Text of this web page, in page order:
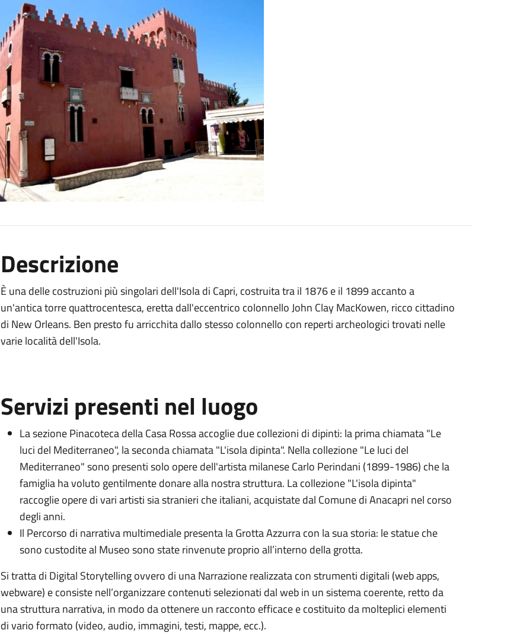
Descrizione
È una delle costruzioni più singolari dell'Isola di Capri, costruita tra il 1876 e il 1899 accanto a
un'antica torre quattrocentesca, eretta dall'eccentrico colonnello John Clay MacKowen, ricco cittadino
di New Orleans. Ben presto fu arricchita dallo stesso colonnello con reperti archeologici trovati nelle
varie località dell'Isola.
Servizi presenti nel luogo
La sezione Pinacoteca della Casa Rossa accoglie due collezioni di dipinti: la prima chiamata "Le
luci del Mediterraneo", la seconda chiamata "L'isola dipinta". Nella collezione "Le luci del
Mediterraneo" sono presenti solo opere dell'artista milanese Carlo Perindani (1899-1986) che la
famiglia ha voluto gentilmente donare alla nostra struttura. La collezione "L'isola dipinta"
raccoglie opere di vari artisti sia stranieri che italiani, acquistate dal Comune di Anacapri nel corso
degli anni.
Il Percorso di narrativa multimediale presenta la Grotta Azzurra con la sua storia: le statue che
sono custodite al Museo sono state rinvenute proprio all’interno della grotta.
Si tratta di Digital Storytelling ovvero di una Narrazione realizzata con strumenti digitali (web apps,
webware) e consiste nell’organizzare contenuti selezionati dal web in un sistema coerente, retto da
una struttura narrativa, in modo da ottenere un racconto efficace e costituito da molteplici elementi
di vario formato (video, audio, immagini, testi, mappe, ecc.).